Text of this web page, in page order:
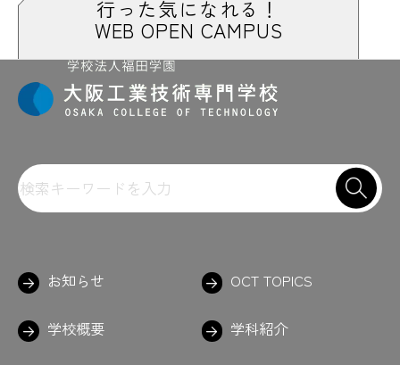
行った気になれる！
WEB OPEN CAMPUS
お知らせ OCT TOPICS
学校概要 学科紹介